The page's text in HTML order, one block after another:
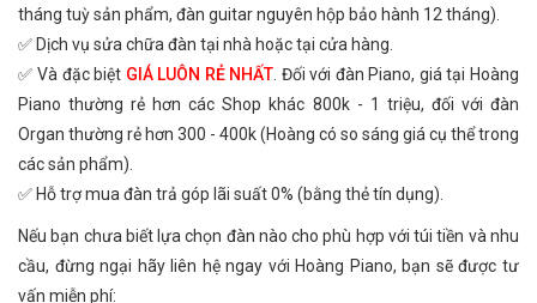
tháng tuỳ sản phẩm, đàn guitar nguyên hộp bảo hành 12 tháng).
✅ Dịch vụ sửa chữa đàn tại nhà hoặc tại cửa hàng.
✅ Và đặc biệt GIÁ LUÔN RẺ NHẤT . Đối với đàn Piano, giá tại Hoàng
Piano thường rẻ hơn các Shop khác 800k - 1 triệu, đối với đàn
Organ thường rẻ hơn 300 - 400k (Hoàng có so sáng giá cụ thể trong
các sản phẩm).
✅ Hỗ trợ mua đàn trả góp lãi suất 0% (bằng thẻ tín dụng).
Nếu bạn chưa biết lựa chọn đàn nào cho phù hợp với túi tiền và nhu
cầu, đừng ngại hãy liên hệ ngay với Hoàng Piano, bạn sẽ được tư
vấn miễn phí: